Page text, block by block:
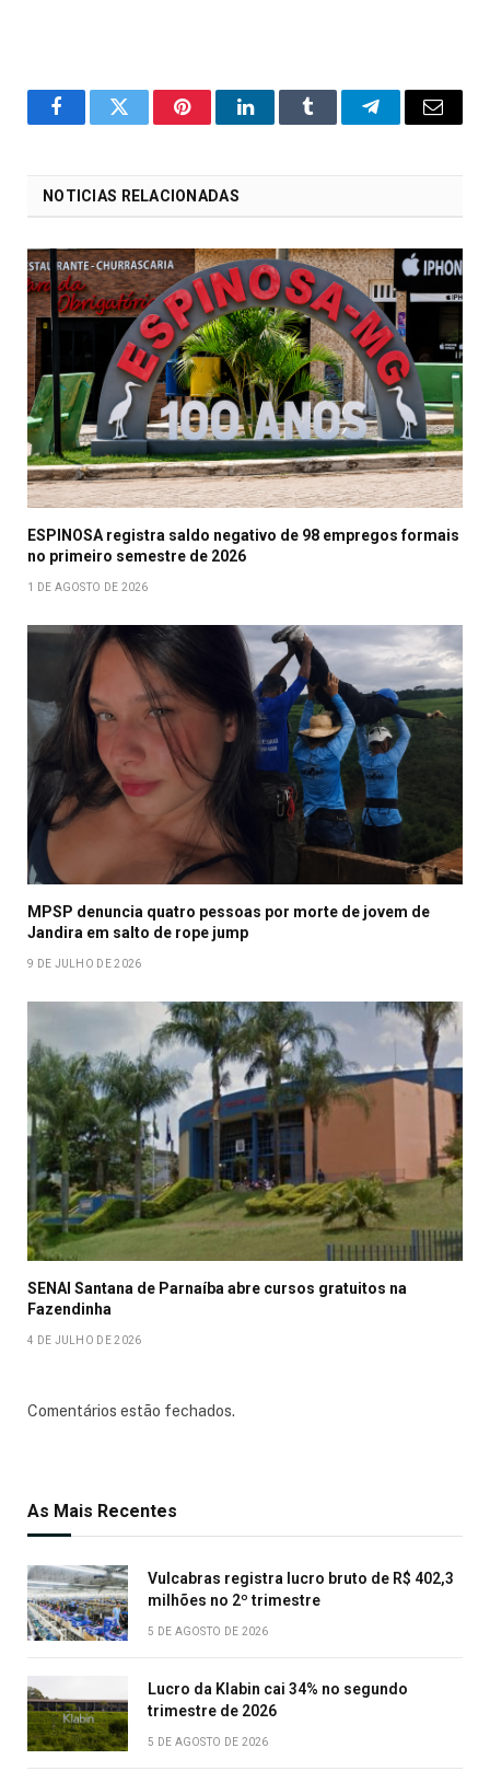
o
Twitter PinterestLinkedInTumblr Telegrama
E-
NOTICIAS RELACIONADAS
ESPINOSA registra saldo negativo de 98 empregos formais
no primeiro semestre de 2026
1 DE AGOSTO DE 2026
MPSP denuncia quatro pessoas por morte de jovem de
Jandira em salto de rope jump
9 DE JULHO DE 2026
SENAI Santana de Parnaíba abre cursos gratuitos na
Fazendinha
4 DE JULHO DE 2026
Comentários estão fechados.
As Mais Recentes
Vulcabras registra lucro bruto de R$ 402,3
milhões no 2º trimestre
5 DE AGOSTO DE 2026
Lucro da Klabin cai 34% no segundo
trimestre de 2026
5 DE AGOSTO DE 2026